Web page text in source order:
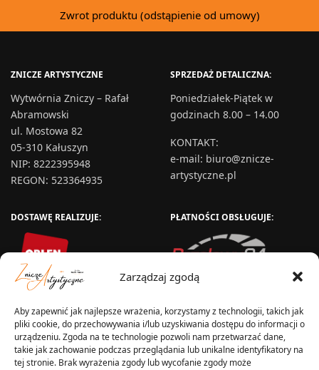
Zarządzaj zgodą
Aby zapewnić jak najlepsze wrażenia, korzystamy z technologii, takich jak
pliki cookie, do przechowywania i/lub uzyskiwania dostępu do informacji o
urządzeniu. Zgoda na te technologie pozwoli nam przetwarzać dane,
takie jak zachowanie podczas przeglądania lub unikalne identyfikatory na
tej stronie. Brak wyrażenia zgody lub wycofanie zgody może
Zwrot produktu (odstąpienie od umowy)
ZNICZE ARTYSTYCZNE
Wytwórnia Zniczy – Rafał
Abramowski
ul. Mostowa 82
05-310 Kałuszyn
NIP: 8222395948
REGON: 523364935
SPRZEDAŻ DETALICZNA:
Poniedziałek-Piątek w
godzinach 8.00 – 14.00
KONTAKT:
e-mail: biuro@znicze-
artystyczne.pl
DOSTAWĘ REALIZUJE: PŁATNOŚCI OBSŁUGUJE: